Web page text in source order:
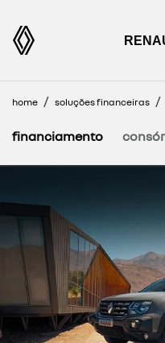
home soluções financeiras
financiamento